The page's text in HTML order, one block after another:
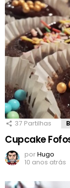
37 Partilhas
Cupcake
porHugo
10 anos atrás